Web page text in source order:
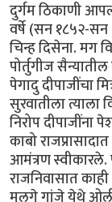
दुर्गम ठिकाणी
वर्षे (सन १८५२-सन
चिन्ह दिसेना. मग
पोर्तुगीज
पेगादु दीपाजींचा
सुरवातीला त्याला
निरोप दीपाजींना
काबो
आमंत्रण स्वीकारले.
राजनिवासात